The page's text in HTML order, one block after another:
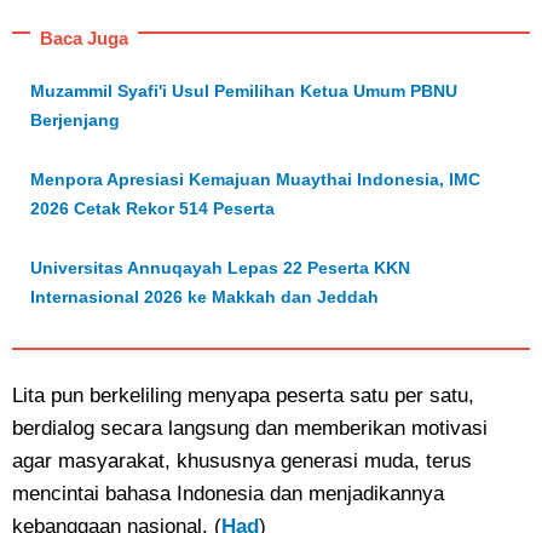
Baca Juga
Muzammil Syafi'i Usul Pemilihan Ketua Umum PBNU
Berjenjang
Menpora Apresiasi Kemajuan Muaythai Indonesia, IMC
2026 Cetak Rekor 514 Peserta
Universitas Annuqayah Lepas 22 Peserta KKN
Internasional 2026 ke Makkah dan Jeddah
Lita pun berkeliling menyapa peserta satu per satu,
berdialog secara langsung dan memberikan motivasi
agar masyarakat, khususnya generasi muda, terus
mencintai bahasa Indonesia dan menjadikannya
kebanggaan nasional. (Had)